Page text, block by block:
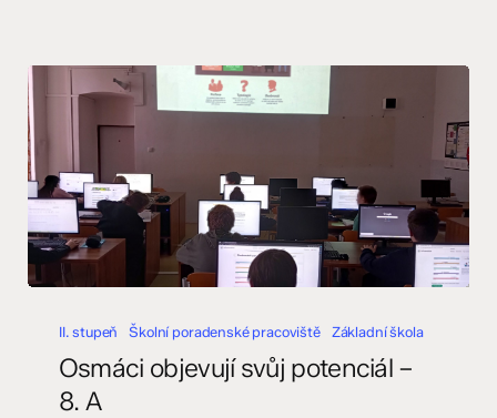
objevují
potenciál
II. stupeň Školní poradenské pracoviště Základní škola
Osmáci objevují svůj potenciál –
8. A